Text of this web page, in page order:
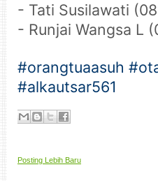
- Tati Susilawati
- Runjai Wangsa L
#orangtuaasuh
#alkautsar561
Posting Lebih Baru